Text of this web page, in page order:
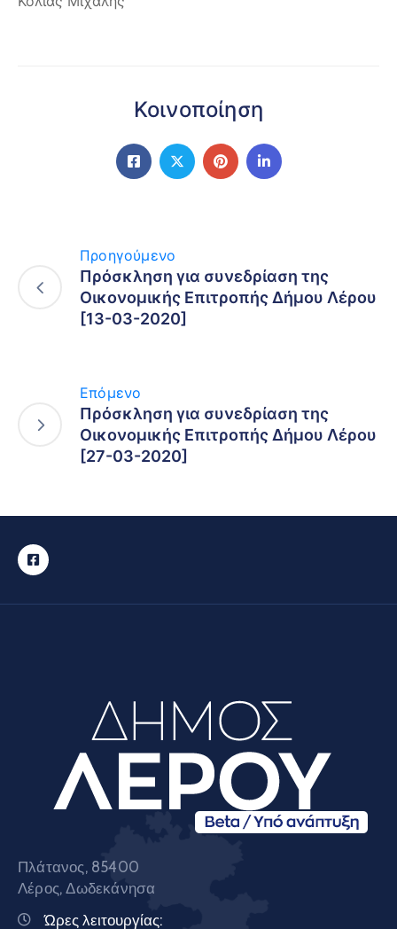
Κοινοποίηση
Προηγούμενο
Πρόσκληση για συνεδρίαση της
Οικονομικής Επιτροπής Δήμου Λέρου
[13-03-2020]
Επόμενο
Πρόσκληση για συνεδρίαση της
Οικονομικής Επιτροπής Δήμου Λέρου
[27-03-2020]
Πλάτανος, 85400
Λέρος, Δωδεκάνησα
Ώρες λειτουργίας: